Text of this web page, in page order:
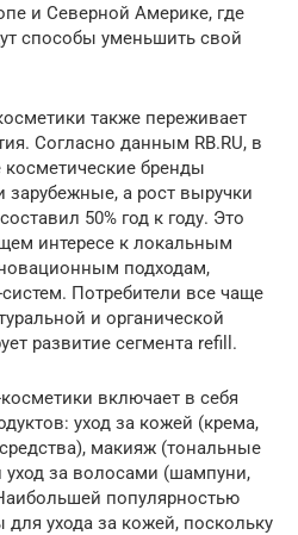
и Северной Америке, где
способы уменьшить свой
также переживает
Согласно данным RB.RU, в
косметические бренды
а рост выручки
50% год к году. Это
интересе к локальным
подходам,
Потребители все чаще
и органической
развитие сегмента refill.
включает в себя
уход за кожей (крема,
макияж (тональные
за волосами (шампуни,
популярностью
ухода за кожей, поскольку